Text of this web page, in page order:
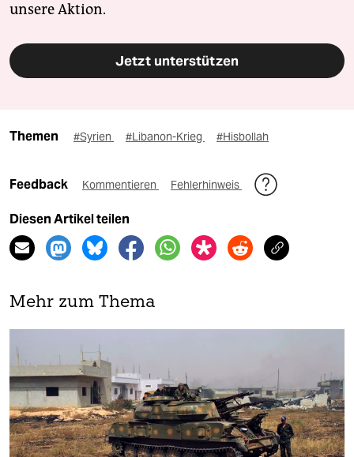
unsere Aktion.
Jetzt unterstützen
Themen #Syrien #Libanon-Krieg #Hisbollah
Feedback Kommentieren Fehlerhinweis
Diesen Artikel teilen
Mehr zum Thema